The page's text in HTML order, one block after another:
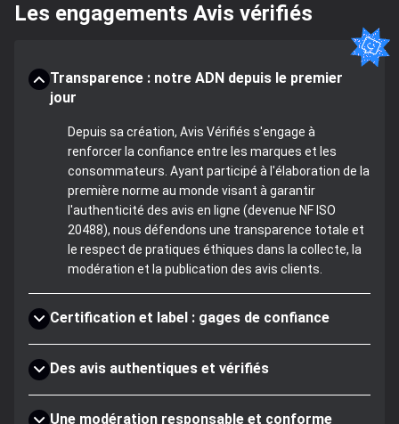
Les engagements Avis vérifiés
Transparence : notre ADN depuis le premier
jour
Depuis sa création, Avis Vérifiés s'engage à
renforcer la confiance entre les marques et les
consommateurs. Ayant participé à l'élaboration de la
première norme au monde visant à garantir
l'authenticité des avis en ligne (devenue NF ISO
20488), nous défendons une transparence totale et
le respect de pratiques éthiques dans la collecte, la
modération et la publication des avis clients.
Certification et label : gages de confiance
Des avis authentiques et vérifiés
Une modération responsable et conforme